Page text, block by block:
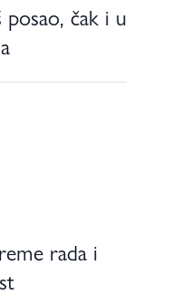
posao, čak i u
rada i